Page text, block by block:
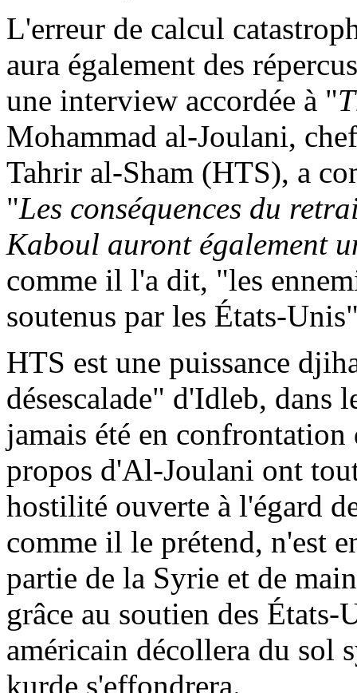
L'erreur de calcul
aura également des
une interview accordée à "
Mohammad al-Joulani,
Tahrir al-Sham (HTS), a
"Les conséquences du
Kaboul auront également
comme il l'a dit, "les
soutenus par les États-
HTS est une puissance
désescalade" d'Idleb, dans
jamais été en
propos d'Al-Joulani ont
hostilité ouverte à l'égard
comme il le prétend, n'est
partie de la Syrie et de
grâce au soutien des
américain décollera du sol
kurde s'effondrera.